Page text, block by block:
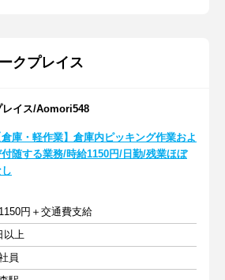
クプレイス
レイス/Aomori548
倉庫・軽作業】倉庫内ピッキング作業およ
随する業務/時給1150円/日勤/残業ほぼ
円＋交通費支給
以上
員